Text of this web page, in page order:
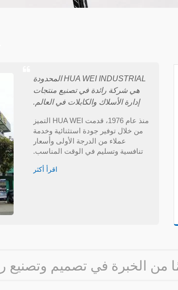
HUA WEI INDUSTRIAL المحدودة
هي شركة رائدة في تصنيع منتجات
إدارة الأسلاك والكابلات في العالم.
منذ عام 1976، قدمت HUA WEI التميز
من خلال توفير جودة استثنائية وخدمة
عملاء من الدرجة الأولى وأسعار
تنافسية وتسليم في الوقت المناسب.
اقرأ أكثر